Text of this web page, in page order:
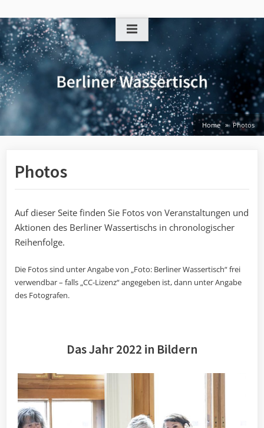
to
content
Home Photos
Photos
Auf dieser Seite finden Sie Fotos von Veranstaltungen und
Aktionen des Berliner Wassertischs in chronologischer
Reihenfolge.
Die Fotos sind unter Angabe von „Foto: Berliner Wassertisch“ frei
verwendbar – falls „CC-Lizenz“ angegeben ist, dann unter Angabe
des Fotografen.
Das Jahr 2022 in Bildern